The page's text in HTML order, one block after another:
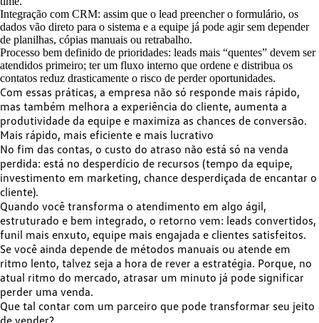
Integração com CRM: assim que o lead preencher o formulário, os
dados vão direto para o sistema e a equipe já pode agir sem depender
de planilhas, cópias manuais ou retrabalho.
Processo bem definido de prioridades: leads mais “quentes” devem ser
atendidos primeiro; ter um fluxo interno que ordene e distribua os
contatos reduz drasticamente o risco de perder oportunidades.
Com essas práticas, a empresa não só responde mais rápido,
mas também melhora a experiência do cliente, aumenta a
produtividade da equipe e maximiza as chances de conversão.
Mais rápido, mais eficiente e mais lucrativo
No fim das contas, o custo do atraso não está só na venda
perdida: está no desperdício de recursos (tempo da equipe,
investimento em marketing, chance desperdiçada de encantar o
cliente).
Quando você transforma o atendimento em algo ágil,
estruturado e bem integrado, o retorno vem: leads convertidos,
funil mais enxuto, equipe mais engajada e clientes satisfeitos.
Se você ainda depende de métodos manuais ou atende em
ritmo lento, talvez seja a hora de rever a estratégia. Porque, no
atual ritmo do mercado, atrasar um minuto já pode significar
perder uma venda.
Que tal contar com um parceiro que pode transformar seu jeito
de vender?